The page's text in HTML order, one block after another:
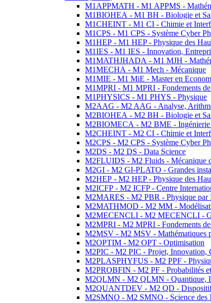
M1APPMATH - M1 APPMS -
M1BIOHEA - M1 BH - Biologie et
M1CHEINT - M1 CI - Chimie et
M1CPS - M1 CPS - Système Cyber
M1HEP - M1 HEP - Physique des
M1IES - M1 IES - Innovation,
M1MATHJHADA - M1 MJH -
M1MECHA - M1 Mech - Mécanique
M1MIE - M1 MiE - Master en
M1MPRI - M1 MPRI - Fondements
M1PHYSICS - M1 PHYS - Physique
M2AAG - M2 AAG - Analyse,
M2BIOHEA - M2 BH - Biologie et
M2BIOMECA - M2 BME -
M2CHEINT - M2 CI - Chimie et
M2CPS - M2 CPS - Système Cyber
M2DS - M2 DS - Data Science
M2FLUIDS - M2 Fluids - Mécanique
M2GI - M2 GI-PLATO - Grandes
M2HEP - M2 HEP - Physique des
M2ICFP - M2 ICFP - Centre
M2MARES - M2 PBR - Physique par
M2MATHMOD - M2 MM -
M2MECENCLI - M2 MECENCLI -
M2MPRI - M2 MPRI - Fondements
M2MSV - M2 MSV - Mathématiques
M2OPTIM - M2 OPT - Optimisation
M2PIC - M2 PIC - Projet, Innovation,
M2PLASPHYFUS - M2 PPF -
M2PROBFIN - M2 PF - Probabilités
M2QLMN - M2 QLMN - Quantique,
M2QUANTDEV - M2 QD -
M2SMNO - M2 SMNO - Science des